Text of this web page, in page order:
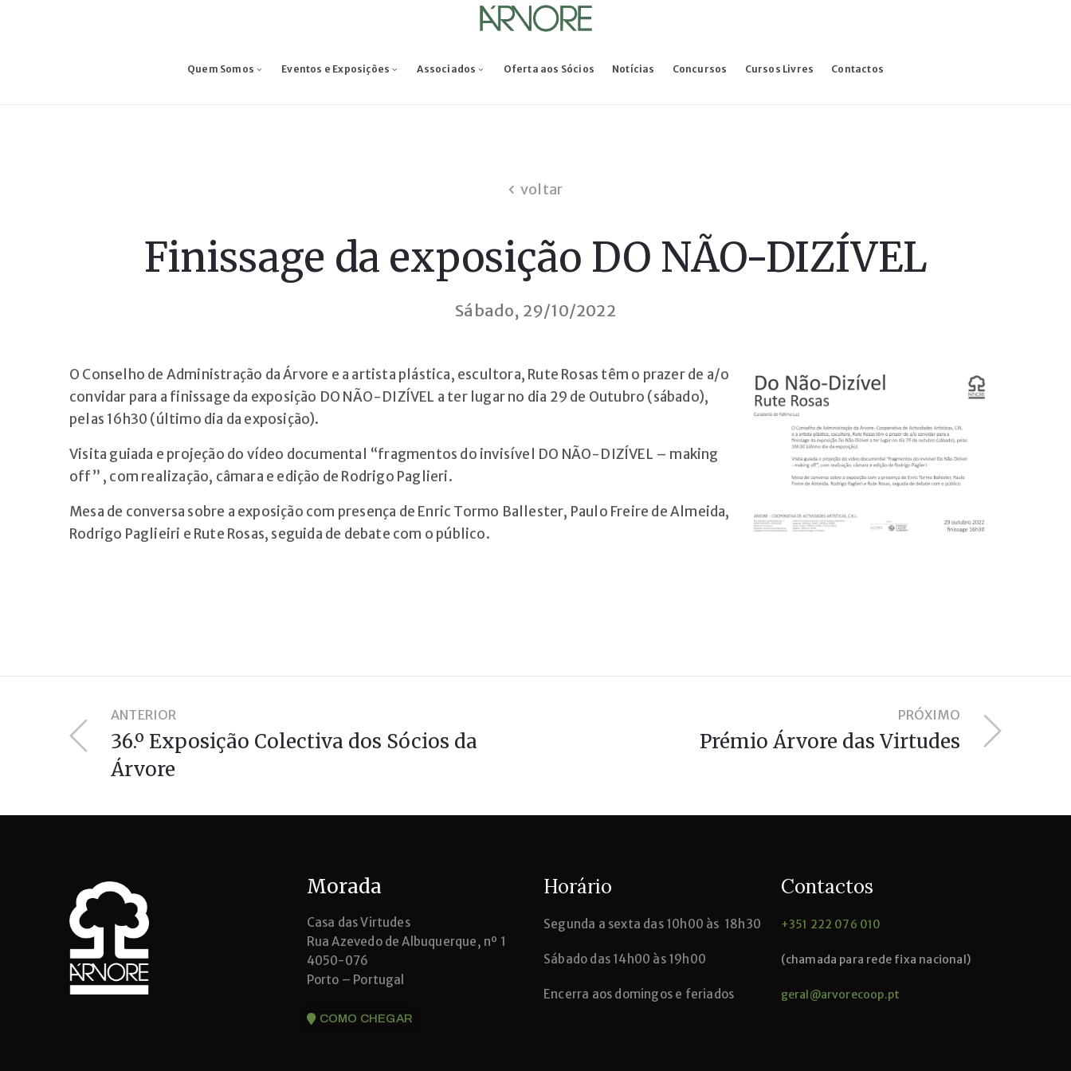
Quem Somos Eventos e Exposições Associados Oferta aos Sócios Notícias Concursos Cursos Livres Contactos
voltar
Finissage da exposição DO NÃO-DIZÍVEL
Sábado, 29/10/2022
O Conselho de Administração da Árvore e a artista plástica, escultora, Rute Rosas têm o prazer de a/o
convidar para a finissage da exposição DO NÃO-DIZÍVEL a ter lugar no dia 29 de Outubro (sábado),
pelas 16h30 (último dia da exposição).
Visita guiada e projeção do vídeo documental “fragmentos do invisível DO NÃO-DIZÍVEL – making
off” , com realização, câmara e edição de Rodrigo Paglieri.
Mesa de conversa sobre a exposição com presença de Enric Tormo Ballester, Paulo Freire de Almeida,
Rodrigo Paglieiri e Rute Rosas, seguida de debate com o público.
ANTERIOR
36.º Exposição Colectiva dos Sócios da
Árvore
PRÓXIMO
Prémio Árvore das Virtudes
Morada
Casa das Virtudes
Rua Azevedo de Albuquerque, nº 1
4050-076
Porto – Portugal
COMO CHEGAR
Horário
Segunda a sexta das 10h00 às 18h30
Sábado das 14h00 às 19h00
Encerra aos domingos e feriados
Contactos
+351 222 076 010
(chamada para rede fixa nacional)
geral@arvorecoop.pt